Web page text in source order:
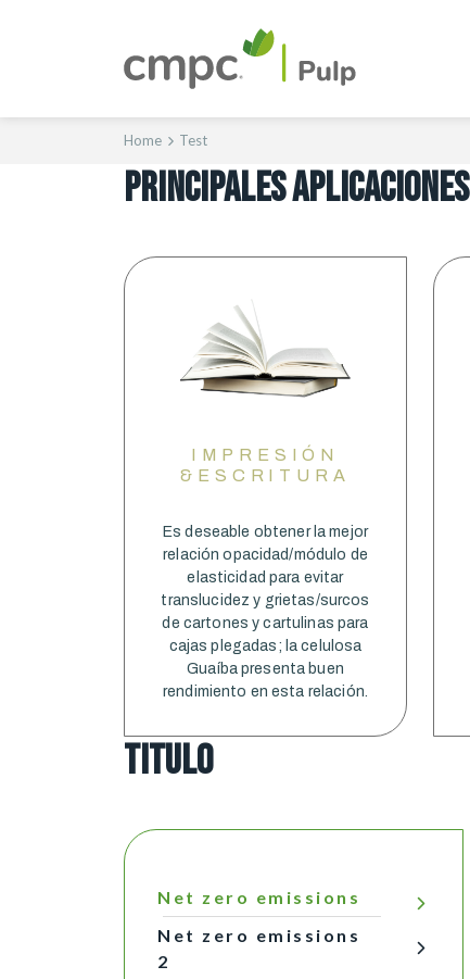
Home Test
PRINCIPALES APLICACIONES
IMPRESIÓN
&ESCRITURA
Es deseable obtener la mejor
relación opacidad/módulo de
elasticidad para evitar
translucidez y grietas/surcos
de cartones y cartulinas para
cajas plegadas; la celulosa
Guaíba presenta buen
rendimiento en esta relación.
titulo
Net zero emissions
Net zero emissions
2